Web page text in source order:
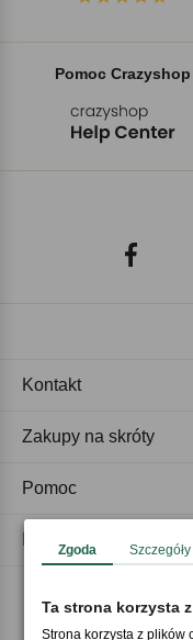
Pomoc Crazyshop
Kontakt
Zakupy na skróty
Pomoc
Zgoda Szczegóły
Ta strona korzysta
Strona korzysta z plików